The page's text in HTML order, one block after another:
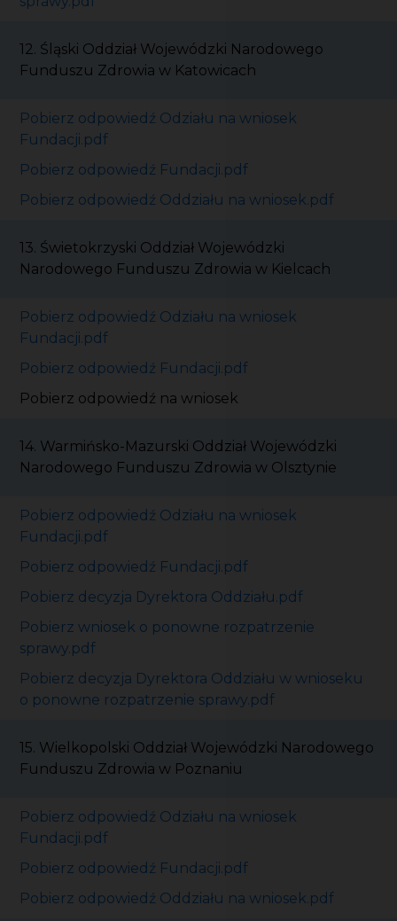
12. Śląski Oddział Wojewódzki Narodowego
Funduszu Zdrowia w Katowicach
Pobierz odpowiedź Odziału na wniosek
Fundacji.pdf
Pobierz odpowiedź Fundacji.pdf
Pobierz odpowiedź Oddziału na wniosek.pdf
13. Świetokrzyski Oddział Wojewódzki
Narodowego Funduszu Zdrowia w Kielcach
Pobierz odpowiedź Odziału na wniosek
Fundacji.pdf
Pobierz odpowiedź Fundacji.pdf
Pobierz odpowiedź na wniosek
14. Warmińsko-Mazurski Oddział Wojewódzki
Narodowego Funduszu Zdrowia w Olsztynie
Pobierz odpowiedź Odziału na wniosek
Fundacji.pdf
Pobierz odpowiedź Fundacji.pdf
Pobierz decyzja Dyrektora Oddziału.pdf
Pobierz wniosek o ponowne rozpatrzenie
sprawy.pdf
Pobierz decyzja Dyrektora Oddziału w wnioseku
o ponowne rozpatrzenie sprawy.pdf
15. Wielkopolski Oddział Wojewódzki Narodowego
Funduszu Zdrowia w Poznaniu
Pobierz odpowiedź Odziału na wniosek
Fundacji.pdf
Pobierz odpowiedź Fundacji.pdf
Pobierz odpowiedź Oddziału na wniosek.pdf